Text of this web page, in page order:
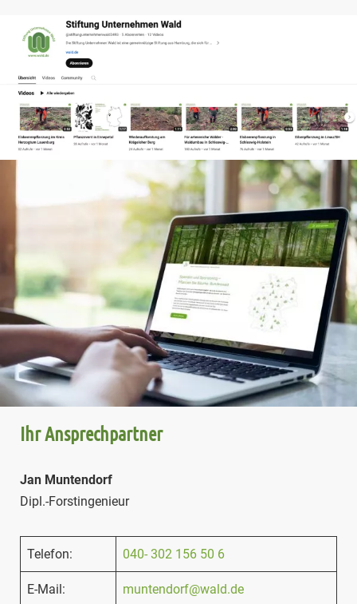
Ihr Ansprechpartner
Jan Muntendorf
Dipl.-Forstingenieur
Telefon: 040- 302 156 50 6
E-Mail: muntendorf@wald.de